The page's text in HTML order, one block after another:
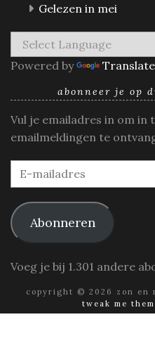
Gelezen in mei
Powered by Translate
abonneer je op
Vul je emailadres in om in
emailmeldingen te
E-
mailadres
Abonneren
Voeg je bij 1.301 andere
copyright © 2026 zon en
tweak me